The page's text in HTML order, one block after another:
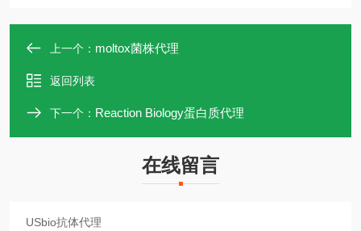
上一个： moltox菌株代理
返回列表
下一个： Reaction Biology蛋白质代理
在线留言